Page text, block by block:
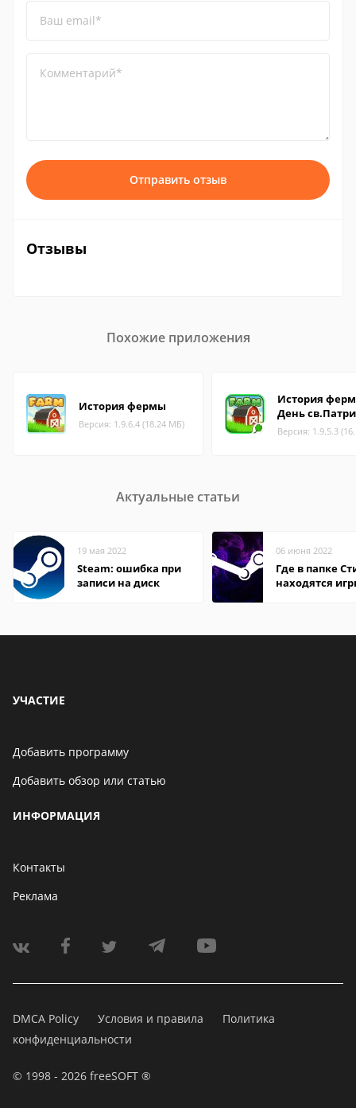
Ваш email*
Комментарий*
Отправить отзыв
Отзывы
Похожие приложения
История фермы
Версия: 1.9.6.4 (18.24 МБ)
История
День
Версия: 1.9.5.3
Актуальные статьи
19 мая 2022
Steam: ошибка при
записи на диск
06 июня 2022
Где в папке
находятся
УЧАСТИЕ
Добавить программу
Добавить обзор или статью
ИНФОРМАЦИЯ
Контакты
Реклама
DMCA Policy Условия и правила
Политика
конфиденциальности
© 1998 - 2026 freeSOFT ®